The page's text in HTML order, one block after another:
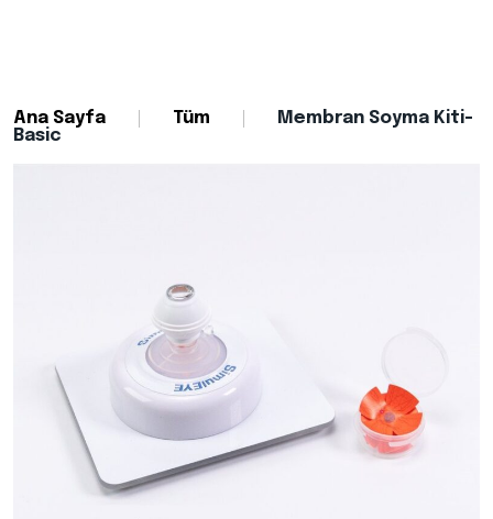
Ana Sayfa Tüm
Membran Soyma Kiti-
Basic